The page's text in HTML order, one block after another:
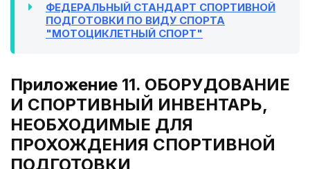
ФЕДЕРАЛЬНЫЙ СТАНДАРТ СПОРТИВНОЙ
ПОДГОТОВКИ ПО ВИДУ СПОРТА
"МОТОЦИКЛЕТНЫЙ СПОРТ"
Приложение 11. ОБОРУДОВАНИЕ
И СПОРТИВНЫЙ ИНВЕНТАРЬ,
НЕОБХОДИМЫЕ ДЛЯ
ПРОХОЖДЕНИЯ СПОРТИВНОЙ
ПОДГОТОВКИ